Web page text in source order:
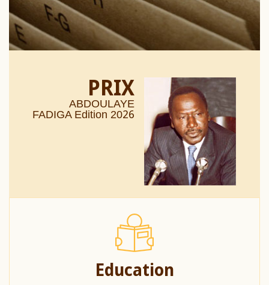
PRIX
ABDOULAYE
FADIGA Edition 2026
Education